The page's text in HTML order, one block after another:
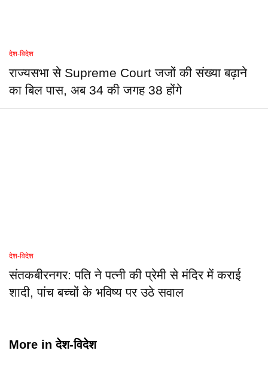
देश-विदेश
राज्यसभा से Supreme Court जजों की संख्या बढ़ाने
का बिल पास, अब 34 की जगह 38 होंगे
देश-विदेश
संतकबीरनगर: पति ने पत्नी की प्रेमी से मंदिर में कराई
शादी, पांच बच्चों के भविष्य पर उठे सवाल
More inदेश-विदेश